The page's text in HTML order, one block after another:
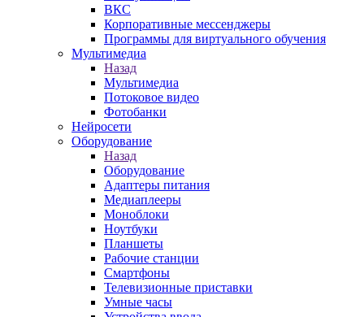
ВКС
Корпоративные мессенджеры
Программы для виртуального обучения
Мультимедиа
Назад
Мультимедиа
Потоковое видео
Фотобанки
Нейросети
Оборудование
Назад
Оборудование
Адаптеры питания
Медиаплееры
Моноблоки
Ноутбуки
Планшеты
Рабочие станции
Смартфоны
Телевизионные приставки
Умные часы